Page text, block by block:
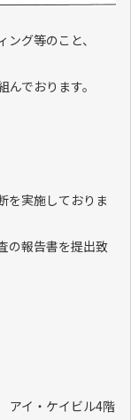
グ等のこと、
でおります。
を実施しておりま
の報告書を提出致
イ・ケイビル4階